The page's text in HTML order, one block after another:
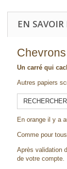
EN SAVOIR
Un carré qui
Autres papiers
En orange il y a
Comme pour
Après validation
de votre compte.